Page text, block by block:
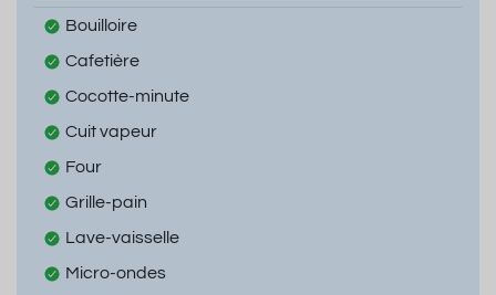
Bouilloire
Cafetière
Cocotte-minute
Cuit vapeur
Four
Grille-pain
Lave-vaisselle
Micro-ondes